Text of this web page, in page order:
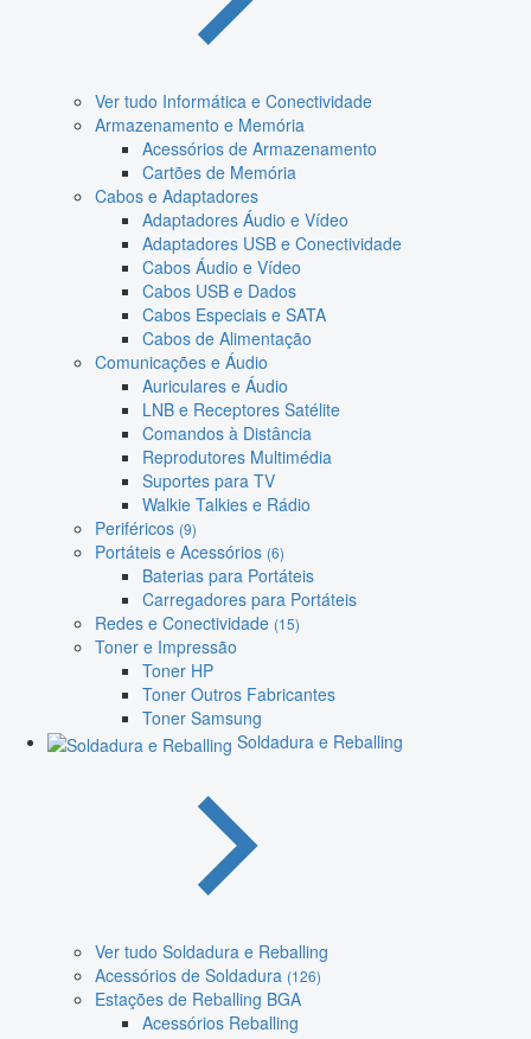
Ver tudo Informática e Conectividade
Armazenamento e Memória
Acessórios de Armazenamento
Cartões de Memória
Cabos e Adaptadores
Adaptadores Áudio e Vídeo
Adaptadores USB e Conectividade
Cabos Áudio e Vídeo
Cabos USB e Dados
Cabos Especiais e SATA
Cabos de Alimentação
Comunicações e Áudio
Auriculares e Áudio
LNB e Receptores Satélite
Comandos à Distância
Reprodutores Multimédia
Suportes para TV
Walkie Talkies e Rádio
Periféricos (9)
Portáteis e Acessórios (6)
Baterias para Portáteis
Carregadores para Portáteis
Redes e Conectividade (15)
Toner e Impressão
Toner HP
Toner Outros Fabricantes
Toner Samsung
Soldadura e Reballing
Ver tudo Soldadura e Reballing
Acessórios de Soldadura (126)
Estações de Reballing BGA
Acessórios Reballing